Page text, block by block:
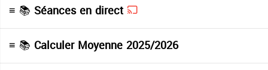
≡ 📚 Séances en direct
≡ 📚 Calculer Moyenne 2025/2026